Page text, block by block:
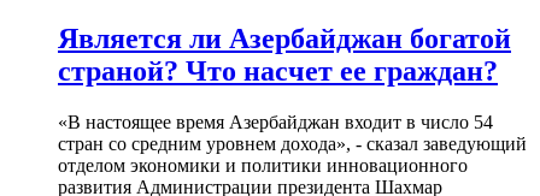
Является ли Азербайджан богатой
страной? Что насчет ее граждан?
«В настоящее время Азербайджан входит в число 54
стран со средним уровнем дохода», - сказал заведующий
отделом экономики и политики инновационного
развития Администрации президента Шахмар